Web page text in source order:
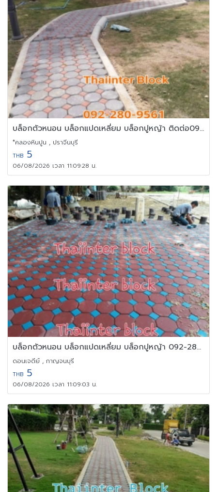
บล็อกตัวหนอน บล็อกแปดเหลี่ยม บล็อกปูหญ้า ติดต่อ0946456262
*คลองหินปูน , ปราจีนบุรี
THB 5
06/08/2026 เวลา 11:09:28 น.
บล็อกตัวหนอน บล็อกแปดเหลี่ยม บล็อกปูหญ้า 092-280-9561
ดอนเจดีย์ , กาญจนบุรี
THB 5
06/08/2026 เวลา 11:09:03 น.